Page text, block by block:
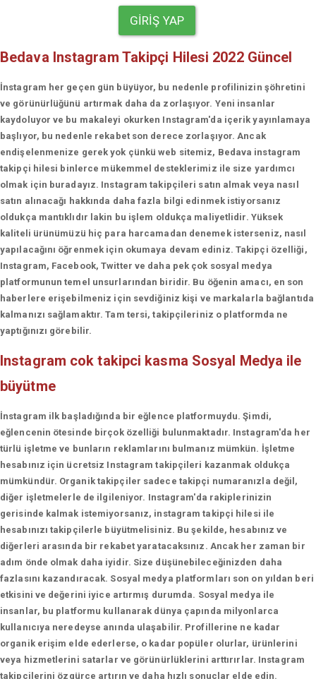
GIRIŞ YAP
Bedava Instagram Takipçi Hilesi 2022 Güncel
İnstagram her geçen gün büyüyor, bu nedenle profilinizin şöhretini
ve görünürlüğünü artırmak daha da zorlaşıyor. Yeni insanlar
kaydoluyor ve bu makaleyi okurken Instagram'da içerik yayınlamaya
başlıyor, bu nedenle rekabet son derece zorlaşıyor. Ancak
endişelenmenize gerek yok çünkü web sitemiz, Bedava instagram
takipçi hilesi binlerce mükemmel desteklerimiz ile size yardımcı
olmak için buradayız. Instagram takipçileri satın almak veya nasıl
satın alınacağı hakkında daha fazla bilgi edinmek istiyorsanız
oldukça mantıklıdır lakin bu işlem oldukça maliyetlidir. Yüksek
kaliteli ürünümüzü hiç para harcamadan denemek isterseniz, nasıl
yapılacağını öğrenmek için okumaya devam ediniz. Takipçi özelliği,
Instagram, Facebook, Twitter ve daha pek çok sosyal medya
platformunun temel unsurlarından biridir. Bu öğenin amacı, en son
haberlere erişebilmeniz için sevdiğiniz kişi ve markalarla bağlantıda
kalmanızı sağlamaktır. Tam tersi, takipçileriniz o platformda ne
yaptığınızı görebilir.
Instagram cok takipci kasma Sosyal Medya ile
büyütme
İnstagram ilk başladığında bir eğlence platformuydu. Şimdi,
eğlencenin ötesinde birçok özelliği bulunmaktadır. Instagram'da her
türlü işletme ve bunların reklamlarını bulmanız mümkün. İşletme
hesabınız için ücretsiz Instagram takipçileri kazanmak oldukça
mümkündür. Organik takipçiler sadece takipçi numaranızla değil,
diğer işletmelerle de ilgileniyor. Instagram'da rakiplerinizin
gerisinde kalmak istemiyorsanız, instagram takipçi hilesi ile
hesabınızı takipçilerle büyütmelisiniz. Bu şekilde, hesabınız ve
diğerleri arasında bir rekabet yaratacaksınız. Ancak her zaman bir
adım önde olmak daha iyidir. Size düşünebileceğinizden daha
fazlasını kazandıracak. Sosyal medya platformları son on yıldan beri
etkisini ve değerini iyice artırmış durumda. Sosyal medya ile
insanlar, bu platformu kullanarak dünya çapında milyonlarca
kullanıcıya neredeyse anında ulaşabilir. Profillerine ne kadar
organik erişim elde ederlerse, o kadar popüler olurlar, ürünlerini
veya hizmetlerini satarlar ve görünürlüklerini arttırırlar. Instagram
takipçilerini özgürce artırın ve daha hızlı sonuçlar elde edin.